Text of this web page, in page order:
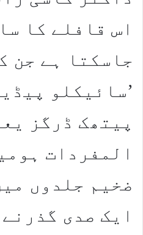
اس قافلے کا
جاسکتا ہے جن
’سائیکلو
پیتھک ڈرگز
المفردات
ضخیم جلدوں
ایک صدی